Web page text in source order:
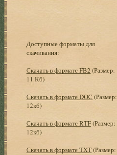
Доступные форматы для
скачивания:
Скачать в формате FB2 (Размер:
11 Кб)
Скачать в формате DOC (Размер:
12кб)
Скачать в формате RTF(Размер:
12кб)
Скачать в формате TXT(Размер: